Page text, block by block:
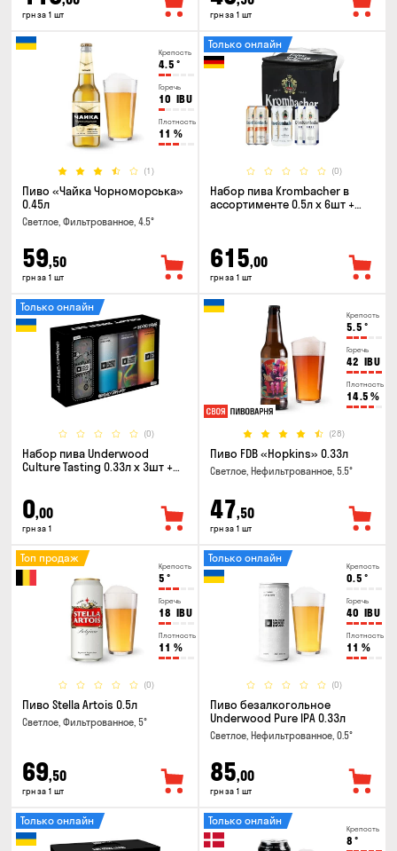
грн за 1 шт грн за 1 шт
Крепость
4.5 °
Горечь
10 IBU
Плотность
11 %
(1)
Пиво «Чайка Чорноморська»
0.45л
Светлое, Фильтрованное, 4.5°
59,50
грн за 1 шт
(0)
Только онлайн
Набор пива Krombacher в
ассортименте 0.5л х 6шт +
615,00
грн за 1 шт
(0)
Только онлайн
Набор пива Underwood
Culture Tasting 0.33л x 3шт +
0,00
грн за 1
Крепость
5.5 °
Горечь
42 IBU
Плотность
14.5 %
(28)
Пиво FDB «Hopkins» 0.33л
Светлое, Нефильтрованное, 5.5°
47,50
грн за 1 шт
Крепость
5 °
Горечь
18 IBU
Плотность
11 %
(0)
Топ продаж
Пиво Stella Artois 0.5л
Светлое, Фильтрованное, 5°
69,50
грн за 1 шт
Крепость
0.5 °
Горечь
40 IBU
Плотность
11 %
(0)
Только онлайн
Пиво безалкогольное
Underwood Pure IPA 0.33л
Светлое, Нефильтрованное, 0.5°
85,00
грн за 1 шт
Только онлайн
Крепость
8 °
Только онлайн